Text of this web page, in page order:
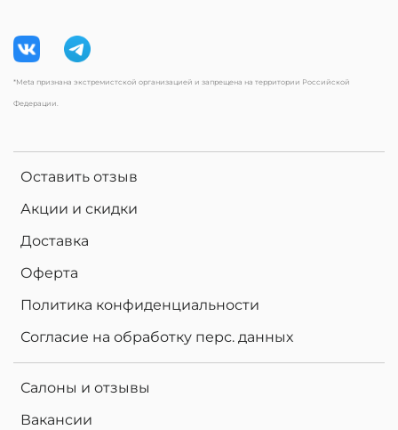
Оставить отзыв
Акции и скидки
Доставка
Оферта
Политика конфиденциальности
Согласие на обработку перс. данных
Салоны и отзывы
Вакансии
*Meta признана экстремистской организацией и запрещена на территории Российской
Федерации.